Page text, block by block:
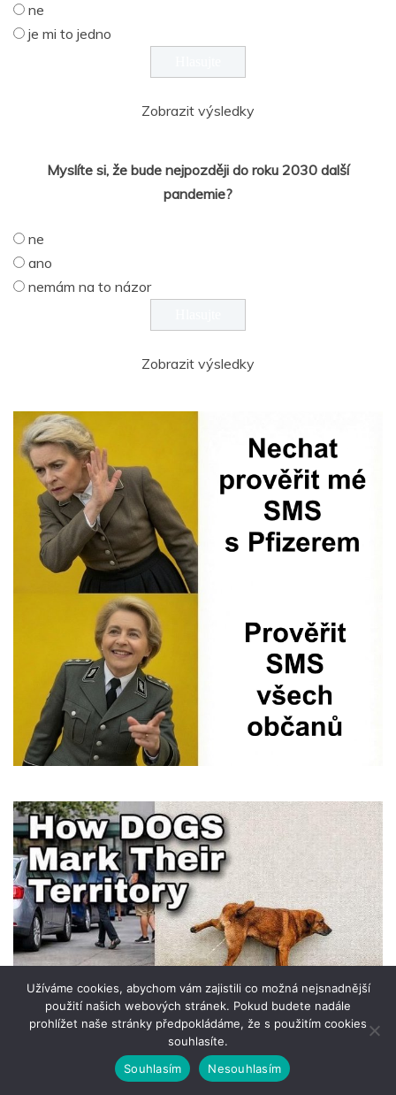
ne
je mi to jedno
Zobrazit výsledky
Myslíte si, že bude nejpozději do roku 2030 další
pandemie?
ne
ano
nemám na to názor
Zobrazit výsledky
Užíváme cookies, abychom vám zajistili co možná nejsnadnější
použití našich webových stránek. Pokud budete nadále
prohlížet naše stránky předpokládáme, že s použitím cookies
souhlasíte.
Souhlasím
Nesouhlasím